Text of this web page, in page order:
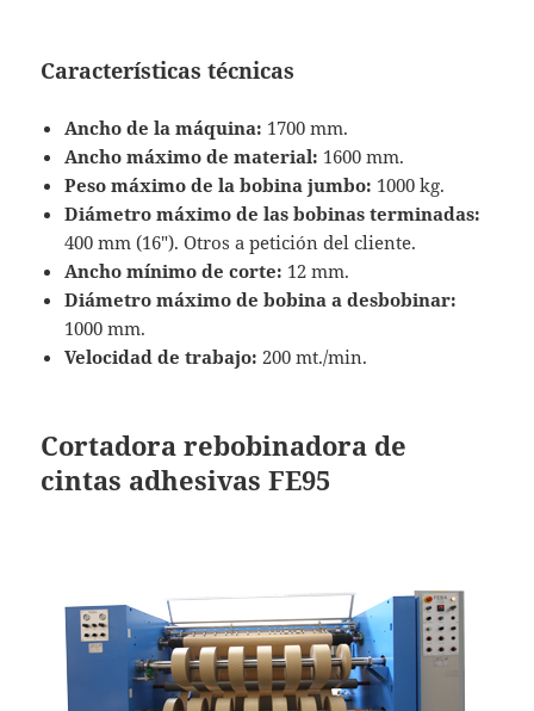
Características técnicas
Ancho de la máquina: 1700 mm.
Ancho máximo de material: 1600 mm.
Peso máximo de la bobina jumbo: 1000 kg.
Diámetro máximo de las bobinas terminadas:
400 mm (16″). Otros a petición del cliente.
Ancho mínimo de corte: 12 mm.
Diámetro máximo de bobina a desbobinar:
1000 mm.
Velocidad de trabajo: 200 mt./min.
Cortadora rebobinadora de
cintas adhesivas FE95